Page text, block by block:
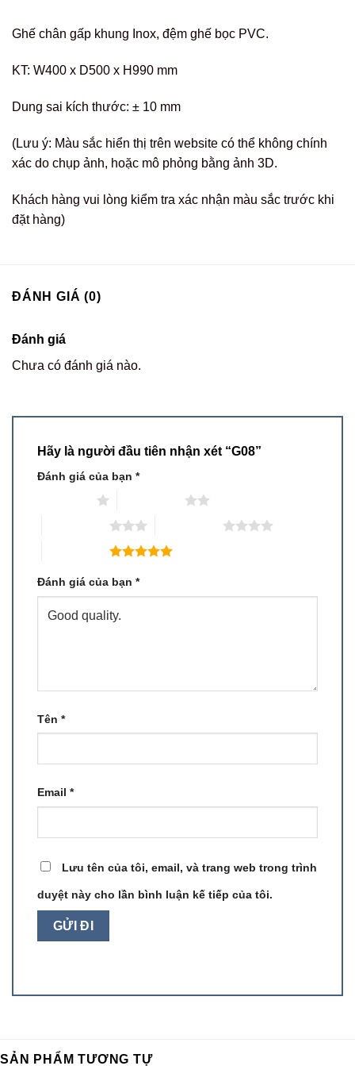
Ghế chân gấp khung Inox, đệm ghế bọc PVC.
KT: W400 x D500 x H990 mm
Dung sai kích thước: ± 10 mm
(Lưu ý: Màu sắc hiển thị trên website có thể không chính
xác do chụp ảnh, hoặc mô phỏng bằng ảnh 3D.
Khách hàng vui lòng kiểm tra xác nhận màu sắc trước khi
đặt hàng)
ĐÁNH GIÁ (0)
Đánh giá
Chưa có đánh giá nào.
Hãy là người đầu tiên nhận xét “G08”
Đánh giá của bạn *
Đánh giá của bạn *
Tên *
Email *
Lưu tên của tôi, email, và trang web trong trình
duyệt này cho lần bình luận kế tiếp của tôi.
SẢN PHẨM TƯƠNG TỰ